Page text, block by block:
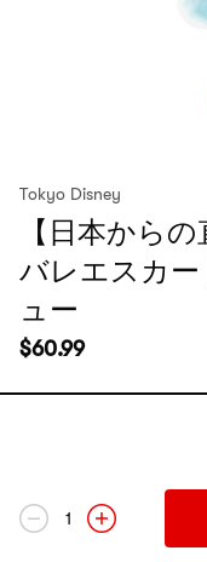
Tokyo Disney
【日本から
バレエスカ
ュー
$60.99
1